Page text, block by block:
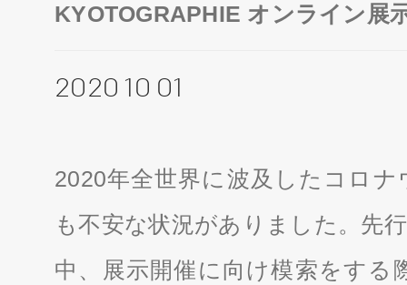
KYOTOGRAPHIE オンライン展
2020 10 01
2020年全世界に波及したコロ
も不安な状況がありました。先
中、展示開催に向け模索をする